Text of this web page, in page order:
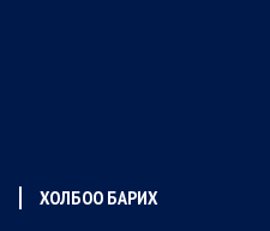
ХОЛБОО БАРИХ